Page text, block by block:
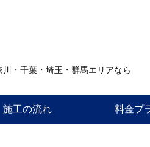
・千葉・埼玉・群馬エリアなら
施工の流れ 料金プ